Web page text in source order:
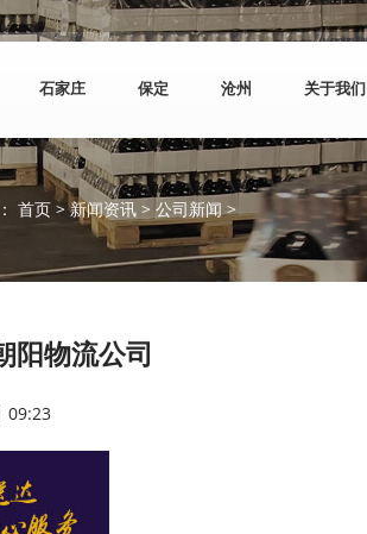
石家庄 保定 沧州 关于我们
首页 >新闻资讯 > 公司新闻>
阳物流公司
09:23